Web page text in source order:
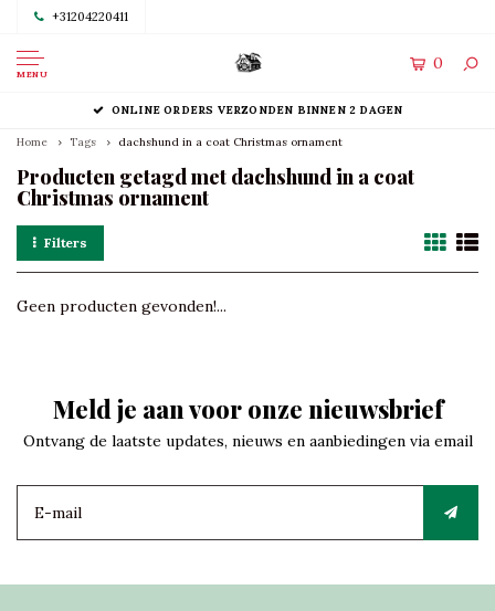
+31204220411
MENU
0
ONLINE ORDERS VERZONDEN BINNEN 2 DAGEN
Home Tags dachshund in a coat Christmas ornament
Producten getagd met dachshund in a coat
Christmas ornament
Filters
Geen producten gevonden!...
Meld je aan voor onze nieuwsbrief
Ontvang de laatste updates, nieuws en aanbiedingen via email